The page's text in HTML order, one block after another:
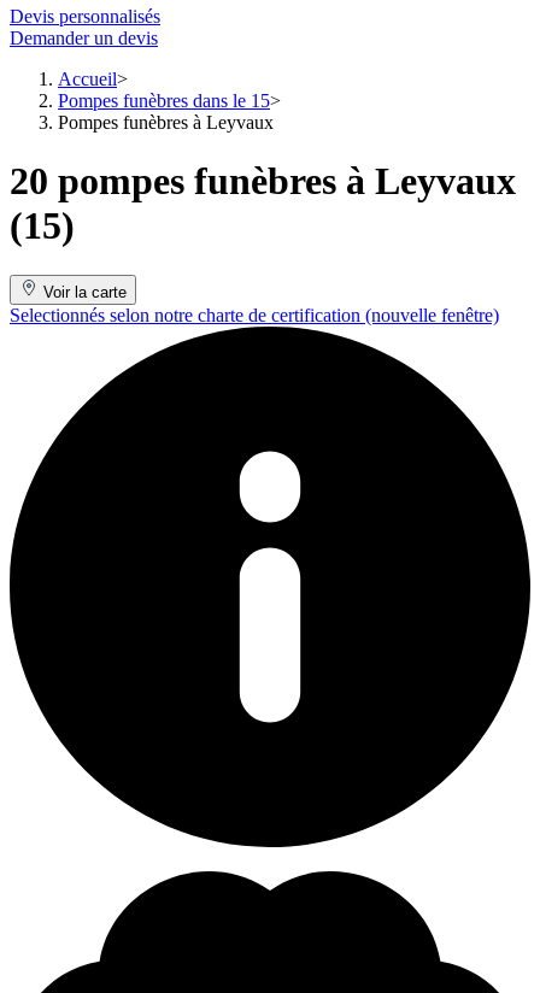
Devis personnalisés
Demander un devis
Accueil
Pompes funèbres dans le 15
Pompes funèbres à Leyvaux
20 pompes funèbres à Leyvaux
(15)
Voir la carte
Selectionnés selon notre charte de certification (nouvelle fenêtre)